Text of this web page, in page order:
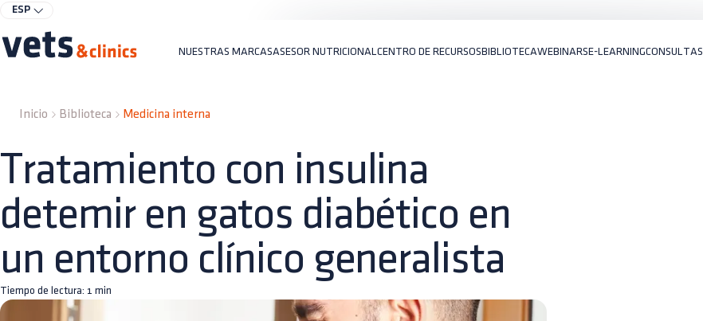
ESP
NUESTRAS MARCASASESOR NUTRICIONAL CENTRO DE RECURSOSBIBLIOTECAWEBINARSE-LEARNINGCONSULTAS
Inicio Biblioteca Medicina interna
Tratamiento con insulina
detemir en gatos diabético en
un entorno clínico generalista
Tiempo de lectura: 1 min